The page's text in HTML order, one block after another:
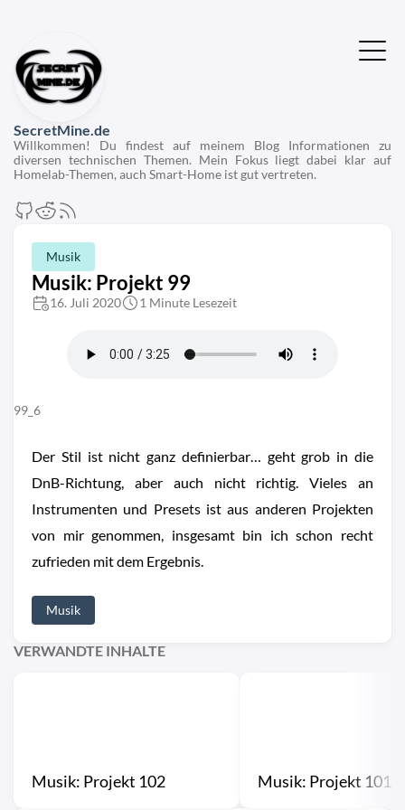
SecretMine.de
Willkommen! Du findest auf meinem Blog Informationen zu
diversen technischen Themen. Mein Fokus liegt dabei klar auf
Homelab-Themen, auch Smart-Home ist gut vertreten.
Musik
Musik: Projekt 99
16. Juli 2020 1 Minute Lesezeit
99_6
Der Stil ist nicht ganz definierbar… geht grob in die
DnB-Richtung, aber auch nicht richtig. Vieles an
Instrumenten und Presets ist aus anderen Projekten
von mir genommen, insgesamt bin ich schon recht
zufrieden mit dem Ergebnis.
Musik
VERWANDTE INHALTE
Musik: Projekt 102 Musik: Projekt 101